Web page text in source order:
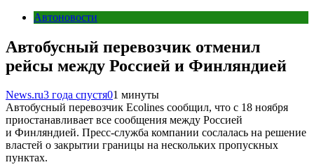
Автоновости
Автобусный перевозчик отменил
рейсы между Россией и Финляндией
News.ru3 года спустя01 минуты
Автобусный перевозчик Ecolines сообщил, что с 18 ноября
приостанавливает все сообщения между Россией
и Финляндией. Пресс-служба компании сослалась на решение
властей о закрытии границы на нескольких пропускных
пунктах.